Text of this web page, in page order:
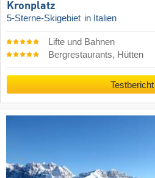
Kronplatz
5-Sterne-Skigebiet in Italien
Lifte und Bahnen
Bergrestaurants, Hütten
Testbericht